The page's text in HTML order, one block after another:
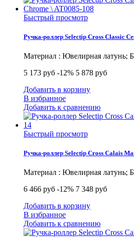
Быстрый просмотр
Ручка-роллер Selectip Cross Classic
Материал : Ювелирная латунь;
5 173 руб -12% 5 878 руб
Добавить в корзину
В избранное
Добавить к сравнению
Быстрый просмотр
Ручка-роллер Selectip Cross Calais
Материал : Ювелирная латунь;
6 466 руб -12% 7 348 руб
Добавить в корзину
В избранное
Добавить к сравнению